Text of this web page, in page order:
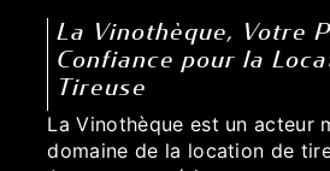
La Vinothèque, Votre
Confiance pour la
Tireuse
La Vinothèque est un acteur
domaine de la location de